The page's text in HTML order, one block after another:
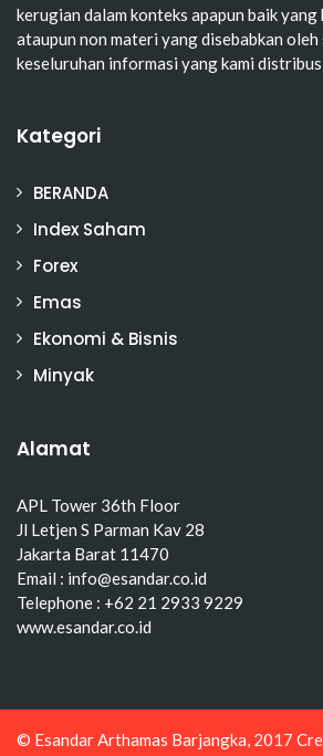
kerugian dalam konteks apapun baik
ataupun non materi yang disebabkan
keseluruhan informasi yang kami
Kategori
BERANDA
Index Saham
Forex
Emas
Ekonomi & Bisnis
Minyak
Alamat
APL Tower 36th Floor
Jl Letjen S Parman Kav 28
Jakarta Barat 11470
Email : info@esandar.co.id
Telephone : +62 21 2933 9229
www.esandar.co.id
© Esandar Arthamas Barjangka, 2017